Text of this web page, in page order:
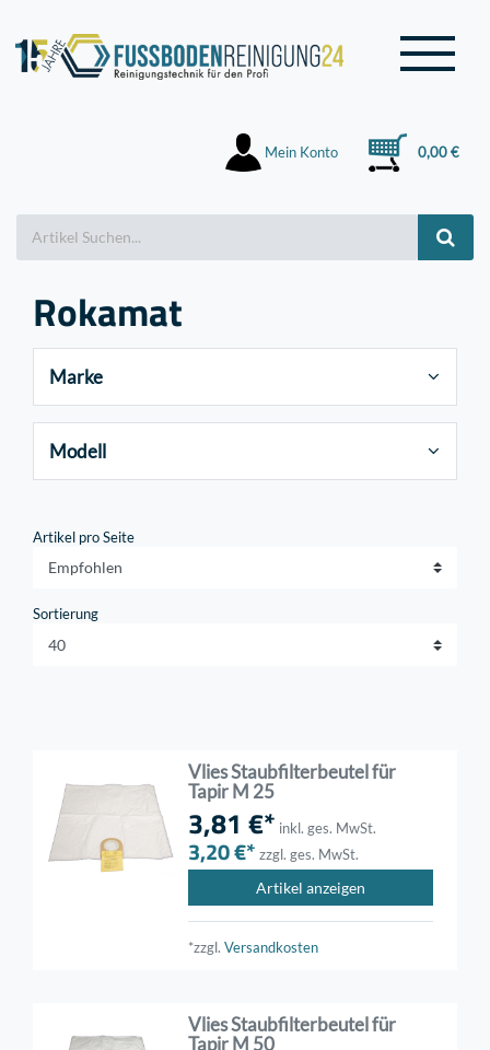
Mein Konto 0,00 €
Rokamat
Marke
Modell
Artikel pro Seite
Sortierung
Vlies Staubfilterbeutel für
Tapir M 25
3,81 €* inkl. ges. MwSt.
3,20 €* zzgl. ges. MwSt.
Artikel anzeigen
*zzgl.Versandkosten
Vlies Staubfilterbeutel für
Tapir M 50